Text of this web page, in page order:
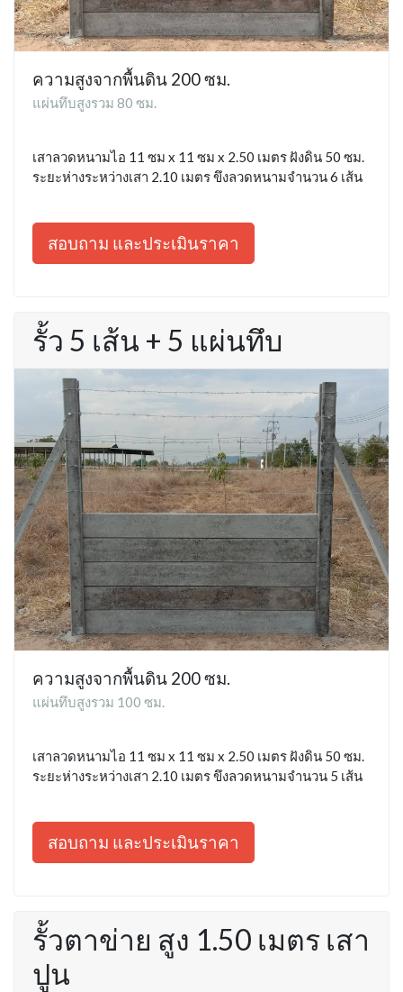
ความสูงจากพื้นดิน 200 ซม.
แผ่นทึบสูงรวม 80 ซม.
เสาลวดหนามไอ 11 ซม x 11 ซม x 2.50 เมตร ฝังดิน 50 ซม.
ระยะห่างระหว่างเสา 2.10 เมตร ขึงลวดหนามจำนวน 6 เส้น
สอบถาม และประเมินราคา
รั้ว 5 เส้น + 5 แผ่นทึบ
ความสูงจากพื้นดิน 200 ซม.
แผ่นทึบสูงรวม 100 ซม.
เสาลวดหนามไอ 11 ซม x 11 ซม x 2.50 เมตร ฝังดิน 50 ซม.
ระยะห่างระหว่างเสา 2.10 เมตร ขึงลวดหนามจำนวน 5 เส้น
สอบถาม และประเมินราคา
รั้วตาข่าย สูง 1.50 เมตร เสา
ปูน